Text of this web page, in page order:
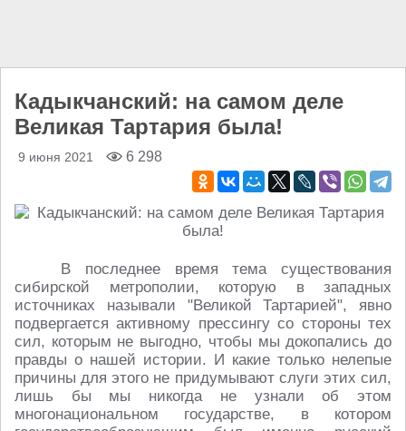
Кадыкчанский: на самом деле
Великая Тартария была!
9 июня 2021 6 298
В последнее время тема существования
сибирской метрополии, которую в западных
источниках называли "Великой Тартарией", явно
подвергается активному прессингу со стороны тех
сил, которым не выгодно, чтобы мы докопались до
правды о нашей истории. И какие только нелепые
причины для этого не придумывают слуги этих сил,
лишь бы мы никогда не узнали об этом
многонациональном государстве, в котором